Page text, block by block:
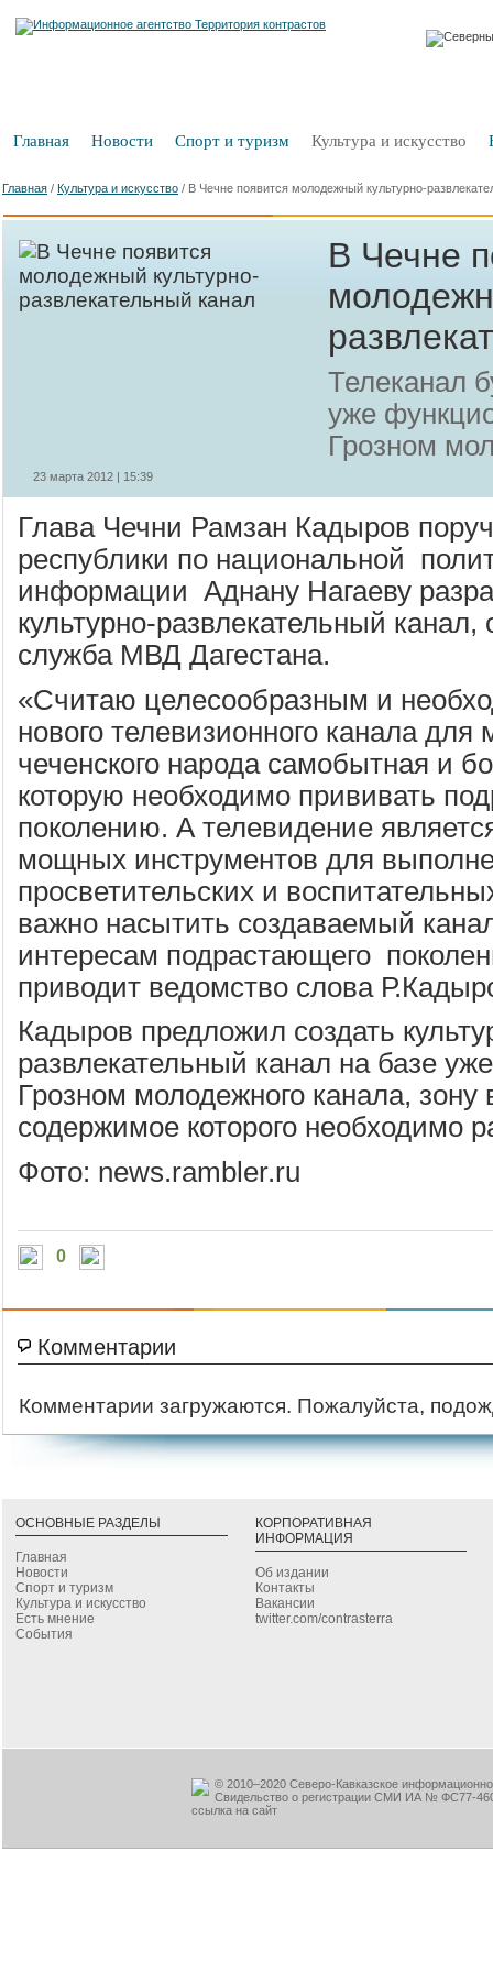
Главная Новости Спорт и туризм Культура и искусство
Главная / Культура и искусство / В Чечне появится молодежный культурно-
В Чечне
Телеканал
уже
Грозном
23 марта 2012 | 15:39
Глава Чечни Рамзан Кадыров
республики по национальной
информации Аднану Нагаеву
культурно-развлекательный
служба МВД Дагестана.
«Считаю целесообразным и
нового телевизионного канала
чеченского народа самобытная и
которую необходимо прививать
поколению. А телевидение
мощных инструментов для
просветительских и
важно насытить создаваемый
интересам подрастающего
приводит ведомство слова
Кадыров предложил создать
развлекательный канал на базе
Грозном молодежного канала,
содержимое которого необходимо
Фото: news.rambler.ru
0
Комментарии
Комментарии загружаются. Пожалуйста,
ОСНОВНЫЕ РАЗДЕЛЫ
Главная
Новости
Спорт и туризм
Культура и искусство
Есть мнение
События
КОРПОРАТИВНАЯ
ИНФОРМАЦИЯ
Об издании
Контакты
Вакансии
twitter.com/contrasterra
© 2010–2020 Северо-Кавказское
Свидельство о регистрации СМИ ИА № ФС77-
ссылка на сайт